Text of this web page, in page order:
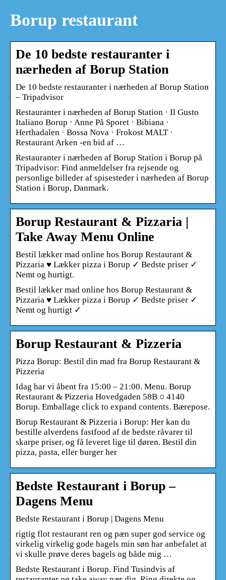
Borup restaurant
De 10 bedste restauranter i
nærheden af Borup Station
De 10 bedste restauranter i nærheden af Borup Station
– Tripadvisor
Restauranter i nærheden af Borup Station · Il Gusto
Italiano Borup · Anne På Sporet · Bibiana ·
Herthadalen · Bossa Nova · Frokost MALT ·
Restaurant Arken -en bid af …
Restauranter i nærheden af Borup Station i Borup på
Tripadvisor: Find anmeldelser fra rejsende og
personlige billeder af spisesteder i nærheden af Borup
Station i Borup, Danmark.
Borup Restaurant & Pizzaria |
Take Away Menu Online
Bestil lækker mad online hos Borup Restaurant &
Pizzaria ♥ Lækker pizza i Borup ✓ Bedste priser ✓
Nemt og hurtigt.
Bestil lækker mad online hos Borup Restaurant &
Pizzaria ♥ Lækker pizza i Borup ✓ Bedste priser ✓
Nemt og hurtigt ✓
Borup Restaurant & Pizzeria
Pizza Borup: Bestil din mad fra Borup Restaurant &
Pizzeria
Idag har vi åbent fra 15:00 – 21:00. Menu. Borup
Restaurant & Pizzeria Hovedgaden 58B ○ 4140
Borup. Emballage click to expand contents. Bærepose.
Borup Restaurant & Pizzeria i Borup: Her kan du
bestille alverdens fastfood af de bedste råvarer til
skarpe priser, og få leveret lige til døren. Bestil din
pizza, pasta, eller burger her
Bedste Restaurant i Borup –
Dagens Menu
Bedste Restaurant i Borup | Dagens Menu
rigtig flot restaurant ren og pæn super god service og
virkelig virkelig gode bagels min søn har anbefalet at
vi skulle prøve deres bagels og både mig …
Bedste Restaurant i Borup. Find Tusindvis af